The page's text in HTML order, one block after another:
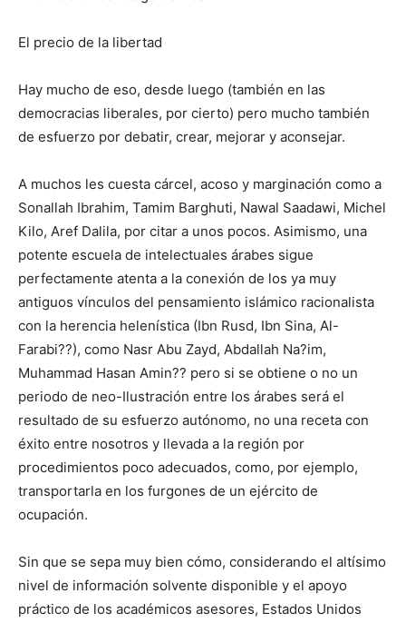
El precio de la libertad
Hay mucho de eso, desde luego (también en las
democracias liberales, por cierto) pero mucho también
de esfuerzo por debatir, crear, mejorar y aconsejar.
A muchos les cuesta cárcel, acoso y marginación como a
Sonallah Ibrahim, Tamim Barghuti, Nawal Saadawi, Michel
Kilo, Aref Dalila, por citar a unos pocos. Asimismo, una
potente escuela de intelectuales árabes sigue
perfectamente atenta a la conexión de los ya muy
antiguos vínculos del pensamiento islámico racionalista
con la herencia helenística (Ibn Rusd, Ibn Sina, Al-
Farabi??), como Nasr Abu Zayd, Abdallah Na?im,
Muhammad Hasan Amin?? pero si se obtiene o no un
periodo de neo-Ilustración entre los árabes será el
resultado de su esfuerzo autónomo, no una receta con
éxito entre nosotros y llevada a la región por
procedimientos poco adecuados, como, por ejemplo,
transportarla en los furgones de un ejército de
ocupación.
Sin que se sepa muy bien cómo, considerando el altísimo
nivel de información solvente disponible y el apoyo
práctico de los académicos asesores, Estados Unidos